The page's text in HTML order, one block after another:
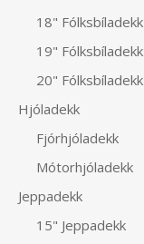
18" Fólksbíladekk
19" Fólksbíladekk
20" Fólksbíladekk
Hjóladekk
Fjórhjóladekk
Mótorhjóladekk
Jeppadekk
15" Jeppadekk